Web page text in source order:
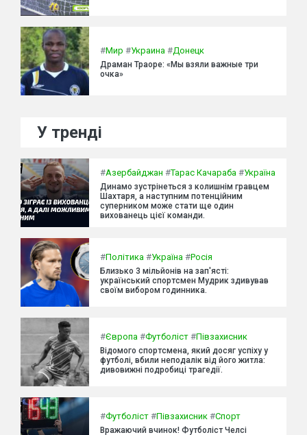
#Мир #Украина #Донецк
Драман Траоре: «Мы взяли важные три
очка»
У тренді
#Азербайджан #Тарас Качараба #Україна
Динамо зустрінеться з колишнім гравцем
Шахтаря, а наступним потенційним
суперником може стати ще один
вихованець цієї команди.
#Політика #Україна #Росія
Близько 3 мільйонів на зап'ясті:
український спортсмен Мудрик здивував
своїм вибором годинника.
#Європа #Футболіст #Півзахисник
Відомого спортсмена, який досяг успіху у
футболі, вбили неподалік від його житла:
дивовижні подробиці трагедії.
#Футболіст #Півзахисник #Спорт
Вражаючий вчинок! Футболіст Челсі